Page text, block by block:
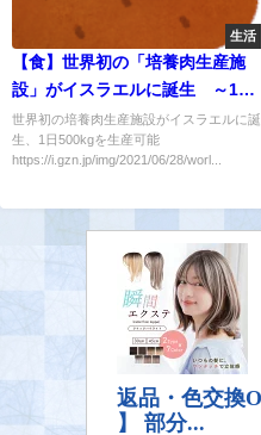
生活
【食】世界初の「培養肉生産施
設」がイスラエルに誕生 ～1日
500kgを生産可能～
世界初の培養肉生産施設がイスラエルに誕
生、1日500kgを生産可能
https://i.gzn.jp/img/2021/06/28/worl...